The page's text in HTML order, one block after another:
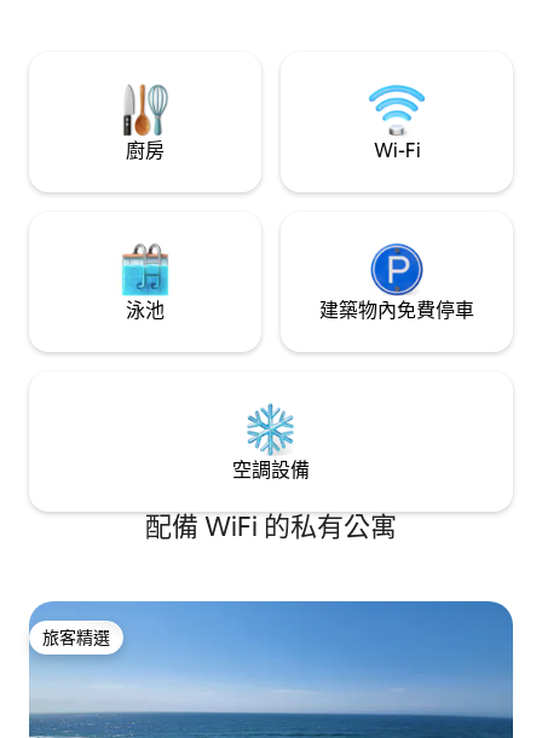
廚房 Wi-Fi
泳池 建築物內免費停車
空調設備
配備 WiFi 的私有公寓
旅客精選
旅客精選